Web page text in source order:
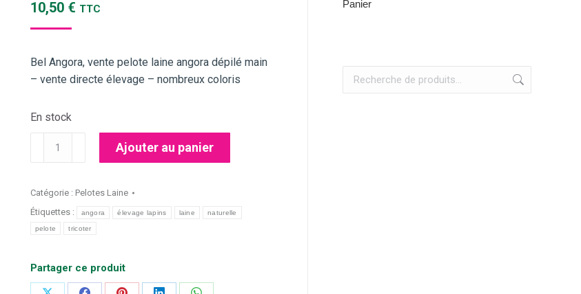
10,50 € TTC
Bel Angora, vente pelote laine angora dépilé main
– vente directe élevage – nombreux coloris
En stock
quantité
laine
angora
gris
Ajouter au panier
Catégorie : Pelotes Laine
Étiquettes :
angora élevage lapins laine naturelle
pelote tricoter
Partager ce produit
Panier